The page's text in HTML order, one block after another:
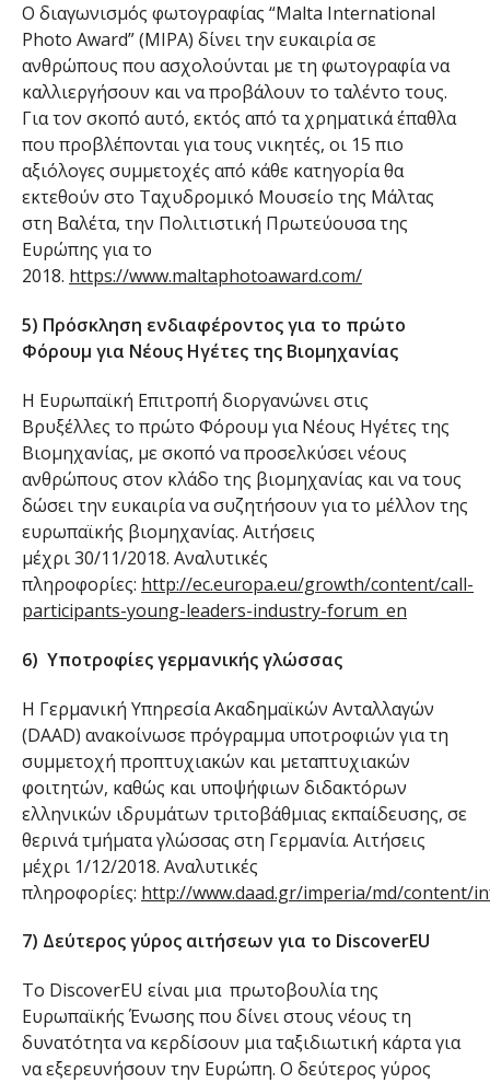
Ο διαγωνισμός φωτογραφίας “Malta International
Photo Award” (MIPA) δίνει την ευκαιρία σε
ανθρώπους που ασχολούνται με τη φωτογραφία να
καλλιεργήσουν και να προβάλουν το ταλέντο τους.
Για τον σκοπό αυτό, εκτός από τα χρηματικά έπαθλα
που προβλέπονται για τους νικητές, οι 15 πιο
αξιόλογες συμμετοχές από κάθε κατηγορία θα
εκτεθούν στο Ταχυδρομικό Μουσείο της Μάλτας
στη Βαλέτα, την Πολιτιστική Πρωτεύουσα της
Ευρώπης για το
2018. https://www.maltaphotoaward.com/
5) Πρόσκληση ενδιαφέροντος για το πρώτο
Φόρουμ για Νέους Ηγέτες της Βιομηχανίας
Η Ευρωπαϊκή Επιτροπή διοργανώνει στις
Βρυξέλλες το πρώτο Φόρουμ για Νέους Ηγέτες της
Βιομηχανίας, με σκοπό να προσελκύσει νέους
ανθρώπους στον κλάδο της βιομηχανίας και να τους
δώσει την ευκαιρία να συζητήσουν για το μέλλον της
ευρωπαϊκής βιομηχανίας. Αιτήσεις
μέχρι 30/11/2018. Αναλυτικές
πληροφορίες: http://ec.europa.eu/growth/content/call-
participants-young-leaders-industry-forum_en
6) Υποτροφίες γερμανικής γλώσσας
Η Γερμανική Υπηρεσία Ακαδημαϊκών Ανταλλαγών
(DAAD) ανακοίνωσε πρόγραμμα υποτροφιών για τη
συμμετοχή προπτυχιακών και μεταπτυχιακών
φοιτητών, καθώς και υποψήφιων διδακτόρων
ελληνικών ιδρυμάτων τριτοβάθμιας εκπαίδευσης, σε
θερινά τμήματα γλώσσας στη Γερμανία. Αιτήσεις
μέχρι 1/12/2018. Αναλυτικές
πληροφορίες: http://www.daad.gr/imperia/md/content/
7)​ Δεύτερος γύρος αιτήσεων για το DiscoverEU
​Το DiscoverEU είναι μια πρωτοβουλία της
Ευρωπαϊκής Ένωσης που δίνει στους νέους τη
δυνατότητα να κερδίσουν μια ταξιδιωτική κάρτα για
να εξερευνήσουν την Ευρώπη. Ο δεύτερος γύρος